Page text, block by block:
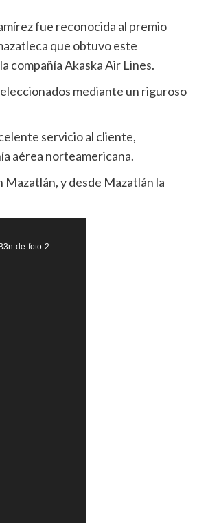
fue reconocida al premio
que obtuvo este
compañía Akaska Air Lines.
mediante un riguroso
servicio al cliente,
aérea norteamericana.
Mazatlán, y desde Mazatlán la
de-foto-2-